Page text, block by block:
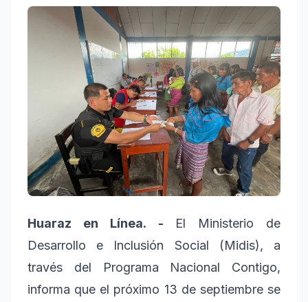
Huaraz en Línea. -
El Ministerio de
Desarrollo e Inclusión Social (Midis), a
través del Programa Nacional Contigo,
informa que el próximo 13 de septiembre se